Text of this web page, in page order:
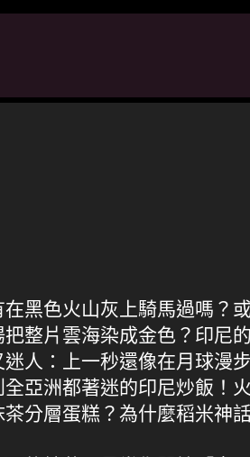
在黑色火山灰上騎馬過嗎？
把整片雲海染成金色？印尼
迷人：上一秒還像在月球漫
全亞洲都著迷的印尼炒飯！
茶分層蛋糕？為什麼稻米神